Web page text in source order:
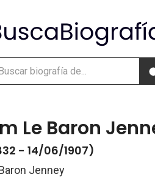
Le Baron
- 14/06/1907)
Jenney